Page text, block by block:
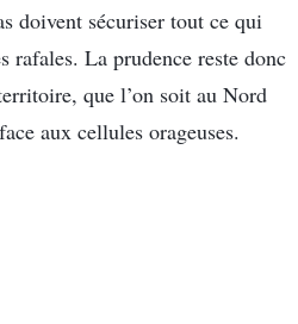
doivent sécuriser tout ce qui
rafales. La prudence reste donc
que l’on soit au Nord
aux cellules orageuses.